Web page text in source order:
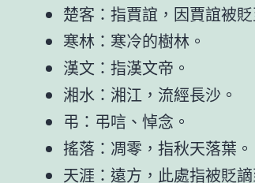
楚客：指賈誼，因賈誼被
寒林：寒冷的樹林。
漢文：指漢文帝。
湘水：湘江，流經長沙。
弔：弔唁、悼念。
搖落：凋零，指秋天落葉。
天涯：遠方，此處指被貶謫